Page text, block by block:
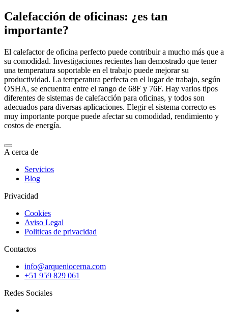
Calefacción de oficinas: ¿es tan
importante?
El calefactor de oficina perfecto puede contribuir a mucho más que a
su comodidad. Investigaciones recientes han demostrado que tener
una temperatura soportable en el trabajo puede mejorar su
productividad. La temperatura perfecta en el lugar de trabajo, según
OSHA, se encuentra entre el rango de 68F y 76F. Hay varios tipos
diferentes de sistemas de calefacción para oficinas, y todos son
adecuados para diversas aplicaciones. Elegir el sistema correcto es
muy importante porque puede afectar su comodidad, rendimiento y
costos de energía.
A cerca de
Servicios
Blog
Privacidad
Cookies
Aviso Legal
Politicas de privacidad
Contactos
info@arqueniocerna.com
+51 959 829 061
Redes Sociales